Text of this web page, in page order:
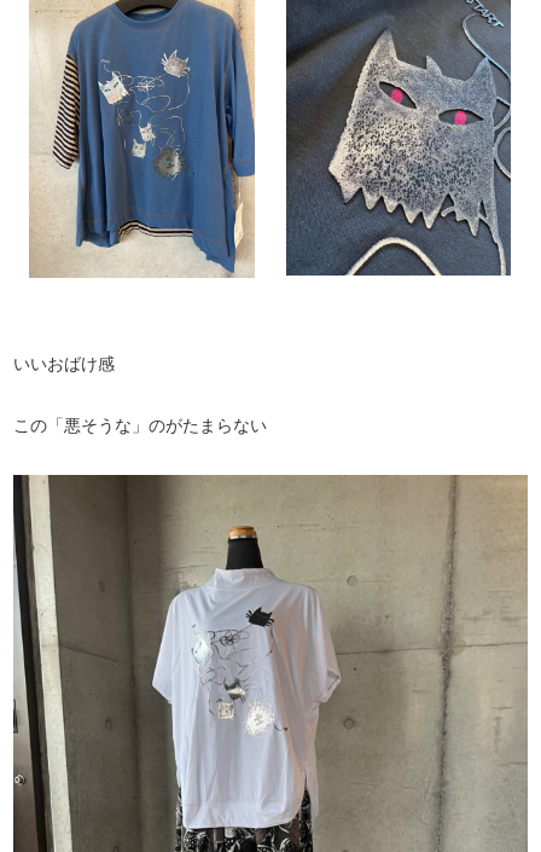
いいおばけ感
この「悪そうな」のがたまらない